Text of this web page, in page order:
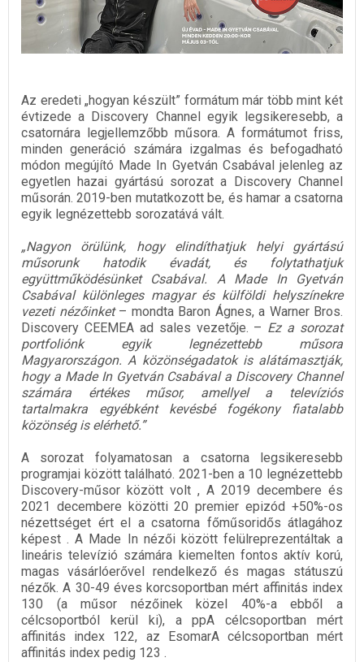
Az eredeti „hogyan készült” formátum már több mint két
évtizede a Discovery Channel egyik legsikeresebb, a
csatornára legjellemzőbb műsora. A formátumot friss,
minden generáció számára izgalmas és befogadható
módon megújító Made In Gyetván Csabával jelenleg az
egyetlen hazai gyártású sorozat a Discovery Channel
műsorán. 2019-ben mutatkozott be, és hamar a csatorna
egyik legnézettebb sorozatává vált.
„Nagyon örülünk, hogy elindíthatjuk helyi gyártású
műsorunk hatodik évadát, és folytathatjuk
együttműködésünket Csabával. A Made In Gyetván
Csabával különleges magyar és külföldi helyszínekre
vezeti nézőinket– mondta Baron Ágnes, a Warner Bros.
Discovery CEEMEA ad sales vezetője. – Ez a sorozat
portfoliónk egyik legnézettebb műsora
Magyarországon. A közönségadatok is alátámasztják,
hogy a Made In Gyetván Csabával a Discovery Channel
számára értékes műsor, amellyel a televíziós
tartalmakra egyébként kevésbé fogékony fiatalabb
közönség is elérhető.”
A sorozat folyamatosan a csatorna legsikeresebb
programjai között található. 2021-ben a 10 legnézettebb
Discovery-műsor között volt , A 2019 decembere és
2021 decembere közötti 20 premier epizód +50%-os
nézettséget ért el a csatorna főműsoridős átlagához
képest . A Made In nézői között felülreprezentáltak a
lineáris televízió számára kiemelten fontos aktív korú,
magas vásárlóerővel rendelkező és magas státuszú
nézők. A 30-49 éves korcsoportban mért affinitás index
130 (a műsor nézőinek közel 40%-a ebből a
célcsoportból kerül ki), a ppA célcsoportban mért
affinitás index 122, az EsomarA célcsoportban mért
affinitás index pedig 123 .